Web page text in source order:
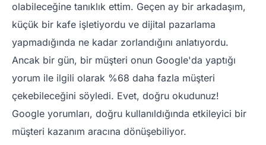
olabileceğine tanıklık ettim. Geçen ay bir arkadaşım,
küçük bir kafe işletiyordu ve dijital pazarlama
yapmadığında ne kadar zorlandığını anlatıyordu.
Ancak bir gün, bir müşteri onun Google'da yaptığı
yorum ile ilgili olarak %68 daha fazla müşteri
çekebileceğini söyledi. Evet, doğru okudunuz!
Google yorumları, doğru kullanıldığında etkileyici bir
müşteri kazanım aracına dönüşebiliyor.